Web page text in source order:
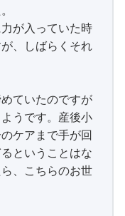
が入っていた時
、しばらくそれ
ていたのですが
うです。産後小
ケアまで手が回
ということはな
、こちらのお世